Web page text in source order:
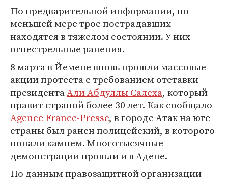
По предварительной информации, по
меньшей мере трое пострадавших
находятся в тяжелом состоянии. У них
огнестрельные ранения.
8 марта в Йемене вновь прошли массовые
акции протеста с требованием отставки
президентаАли Абдуллы Салеха, который
правит страной более 30 лет. Как сообщало
Agence France-Presse, в городе Атак на юге
страны был ранен полицейский, в которого
попали камнем. Многотысячные
демонстрации прошли и в Адене.
По данным правозащитной организации